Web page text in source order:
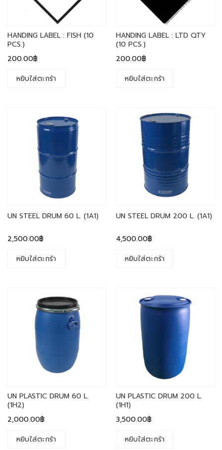
HANDING LABEL : FISH (10
PCS.)
200.00฿
หยิบใส่ตะกร้า
HANDING LABEL : LTD QTY
(10 PCS.)
200.00฿
หยิบใส่ตะกร้า
UN STEEL DRUM 60 L. (1A1)
2,500.00฿
หยิบใส่ตะกร้า
UN STEEL DRUM 200 L. (1A1)
4,500.00฿
หยิบใส่ตะกร้า
UN PLASTIC DRUM 60 L.
(1H2)
2,000.00฿
หยิบใส่ตะกร้า
UN PLASTIC DRUM 200 L.
(1H1)
3,500.00฿
หยิบใส่ตะกร้า